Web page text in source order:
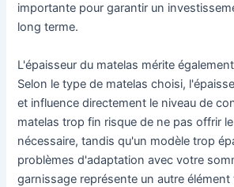
importante pour garantir un
long terme.
L'épaisseur du matelas mérite
Selon le type de matelas choisi,
et influence directement le niveau de
matelas trop fin risque de ne pas offrir
nécessaire, tandis qu'un modèle trop
problèmes d'adaptation avec votre
garnissage représente un autre élément